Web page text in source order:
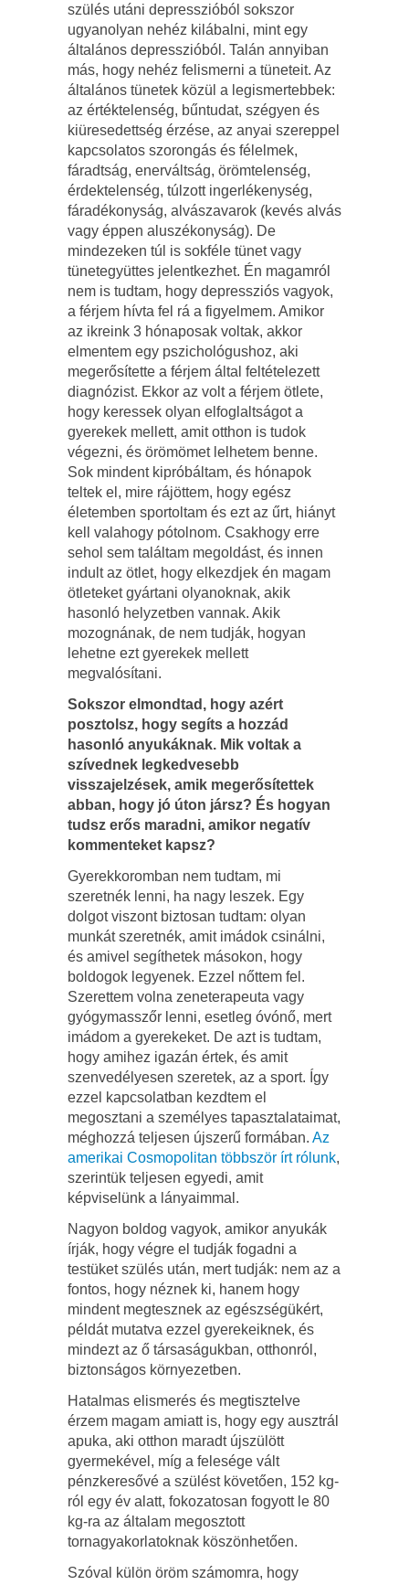
szülés utáni depresszióból sokszor
ugyanolyan nehéz kilábalni, mint egy
általános depresszióból. Talán annyiban
más, hogy nehéz felismerni a tüneteit. Az
általános tünetek közül a legismertebbek:
az értéktelenség, bűntudat, szégyen és
kiüresedettség érzése, az anyai szereppel
kapcsolatos szorongás és félelmek,
fáradtság, enerváltság, örömtelenség,
érdektelenség, túlzott ingerlékenység,
fáradékonyság, alvászavarok (kevés alvás
vagy éppen aluszékonyság). De
mindezeken túl is sokféle tünet vagy
tünetegyüttes jelentkezhet. Én magamról
nem is tudtam, hogy depressziós vagyok,
a férjem hívta fel rá a figyelmem. Amikor
az ikreink 3 hónaposak voltak, akkor
elmentem egy pszichológushoz, aki
megerősítette a férjem által feltételezett
diagnózist. Ekkor az volt a férjem ötlete,
hogy keressek olyan elfoglaltságot a
gyerekek mellett, amit otthon is tudok
végezni, és örömömet lelhetem benne.
Sok mindent kipróbáltam, és hónapok
teltek el, mire rájöttem, hogy egész
életemben sportoltam és ezt az űrt, hiányt
kell valahogy pótolnom. Csakhogy erre
sehol sem találtam megoldást, és innen
indult az ötlet, hogy elkezdjek én magam
ötleteket gyártani olyanoknak, akik
hasonló helyzetben vannak. Akik
mozognának, de nem tudják, hogyan
lehetne ezt gyerekek mellett
megvalósítani.
Sokszor elmondtad, hogy azért
posztolsz, hogy segíts a hozzád
hasonló anyukáknak. Mik voltak a
szívednek legkedvesebb
visszajelzések, amik megerősítettek
abban, hogy jó úton jársz? És hogyan
tudsz erős maradni, amikor negatív
kommenteket kapsz?
Gyerekkoromban nem tudtam, mi
szeretnék lenni, ha nagy leszek. Egy
dolgot viszont biztosan tudtam: olyan
munkát szeretnék, amit imádok csinálni,
és amivel segíthetek másokon, hogy
boldogok legyenek. Ezzel nőttem fel.
Szerettem volna zeneterapeuta vagy
gyógymasszőr lenni, esetleg óvónő, mert
imádom a gyerekeket. De azt is tudtam,
hogy amihez igazán értek, és amit
szenvedélyesen szeretek, az a sport. Így
ezzel kapcsolatban kezdtem el
megosztani a személyes tapasztalataimat,
méghozzá teljesen újszerű formában. Az
amerikai Cosmopolitan többször írt rólunk,
szerintük teljesen egyedi, amit
képviselünk a lányaimmal.
Nagyon boldog vagyok, amikor anyukák
írják, hogy végre el tudják fogadni a
testüket szülés után, mert tudják: nem az a
fontos, hogy néznek ki, hanem hogy
mindent megtesznek az egészségükért,
példát mutatva ezzel gyerekeiknek, és
mindezt az ő társaságukban, otthonról,
biztonságos környezetben.
Hatalmas elismerés és megtisztelve
érzem magam amiatt is, hogy egy ausztrál
apuka, aki otthon maradt újszülött
gyermekével, míg a felesége vált
pénzkeresővé a szülést követően, 152 kg-
ról egy év alatt, fokozatosan fogyott le 80
kg-ra az általam megosztott
tornagyakorlatoknak köszönhetően.
Szóval külön öröm számomra, hogy